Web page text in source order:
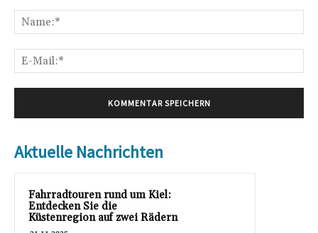
Aktuelle Nachrichten
Fahrradtouren rund um Kiel:
Entdecken Sie die
Küstenregion auf zwei Rädern